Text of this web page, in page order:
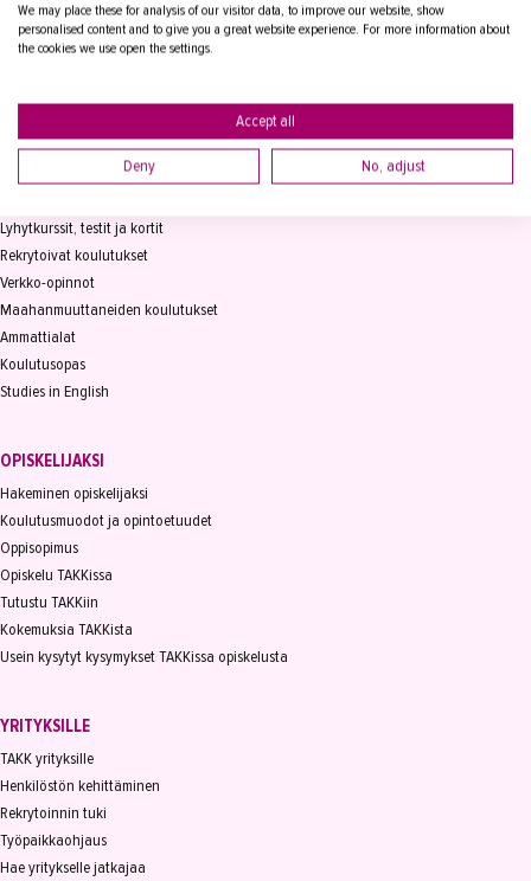
Vaihde03 2361 111
info@takk.fi
Y-tunnus 0155651-0
Lyhytkurssit, testit ja kortit
Rekrytoivat koulutukset
Verkko-opinnot
Maahanmuuttaneiden koulutukset
Ammattialat
Koulutusopas
Studies in English
OPISKELIJAKSI
Hakeminen opiskelijaksi
Koulutusmuodot ja opintoetuudet
Oppisopimus
Opiskelu TAKKissa
Tutustu TAKKiin
Kokemuksia TAKKista
Usein kysytyt kysymykset TAKKissa opiskelusta
YRITYKSILLE
TAKK yrityksille
Henkilöstön kehittäminen
Rekrytoinnin tuki
Työpaikkaohjaus
Hae yritykselle jatkajaa
We may place these for analysis of our visitor data, to improve our website, show
personalised content and to give you a great website experience. For more information about
the cookies we use open the settings.
Accept all
Deny No, adjust